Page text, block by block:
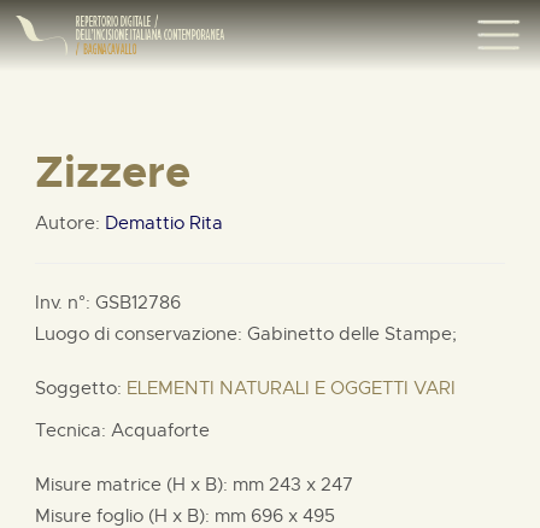
Zizzere
Autore: Demattio Rita
Inv. n°: GSB12786
Luogo di conservazione: Gabinetto delle Stampe;
Soggetto: ELEMENTI NATURALI E OGGETTI VARI
Tecnica: Acquaforte
Misure matrice (H x B): mm 243 x 247
Misure foglio (H x B): mm 696 x 495